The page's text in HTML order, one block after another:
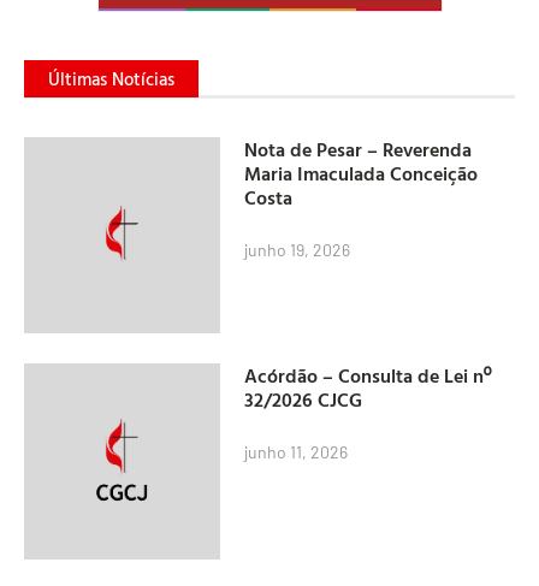
Últimas Notícias
Nota de Pesar – Reverenda
Maria Imaculada Conceição
Costa
junho 19, 2026
Acórdão – Consulta de Lei nº
32/2026 CJCG
junho 11, 2026